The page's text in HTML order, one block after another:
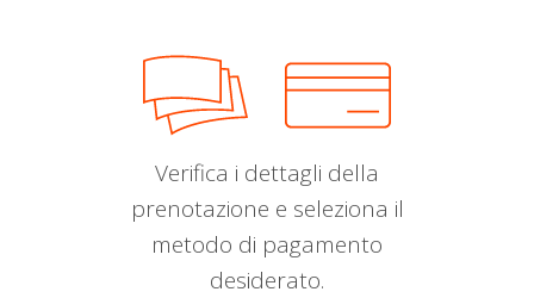
Verifica i dettagli della
prenotazione e seleziona il
metodo di pagamento
desiderato.